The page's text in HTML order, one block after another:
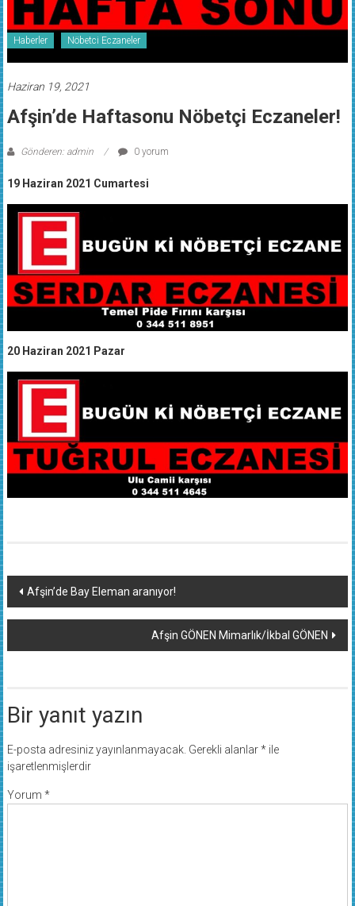
Haberler Nöbetci Eczaneler
Haziran 19, 2021
Afşin’de Haftasonu Nöbetçi Eczaneler!
Gönderen: admin 0 yorum
19 Haziran 2021 Cumartesi
20 Haziran 2021 Pazar
Yazı
dolaşımı
Afşin’de Bay Eleman aranıyor!
Afşin GÖNEN Mimarlık/İkbal GÖNEN
Bir yanıt yazın
E-posta adresiniz yayınlanmayacak. Gerekli alanlar*ile
işaretlenmişlerdir
Yorum *